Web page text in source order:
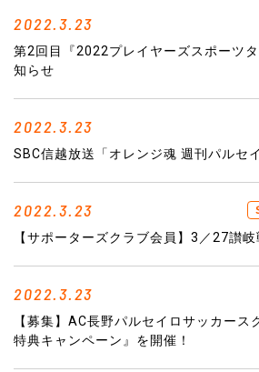
2022.3.23
第2回目『2022プレイヤーズスポーツ
知らせ
2022.3.23
SBC信越放送「オレンジ魂 週刊パルセ
2022.3.23
【サポーターズクラブ会員】3／27讃
2022.3.23
【募集】AC長野パルセイロサッカー
特典キャンペーン』を開催！